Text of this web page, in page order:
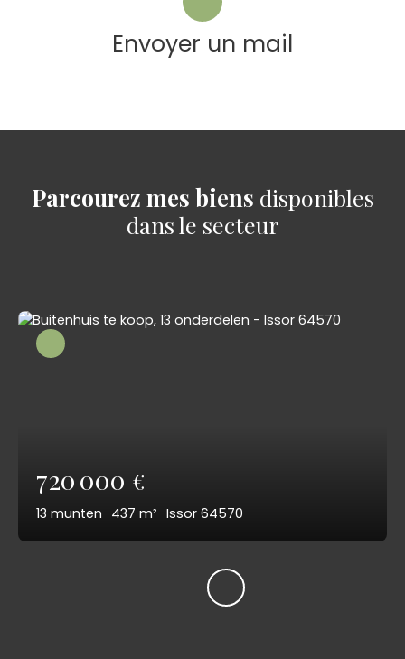
Envoyer un mail
Parcourez mes biens disponibles
dans le secteur
720 000 €
13 munten 437 m² Issor 64570